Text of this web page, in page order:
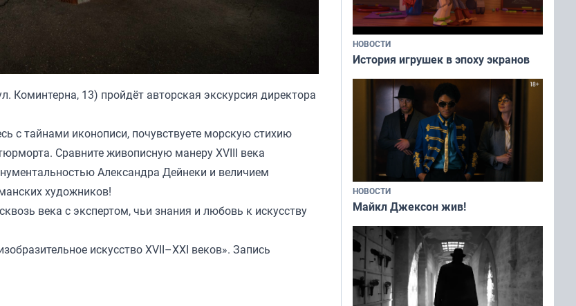
Коминтерна, 13) пройдёт авторская экскурсия директора
с тайнами иконописи, почувствуете морскую стихию
Сравните живописную манеру XVIII века
Александра Дейнеки и величием
художников!
века с экспертом, чьи знания и любовь к искусству
искусство XVII–XXI веков». Запись
НОВОСТИ
История игрушек в эпоху экранов
НОВОСТИ
Майкл Джексон жив!